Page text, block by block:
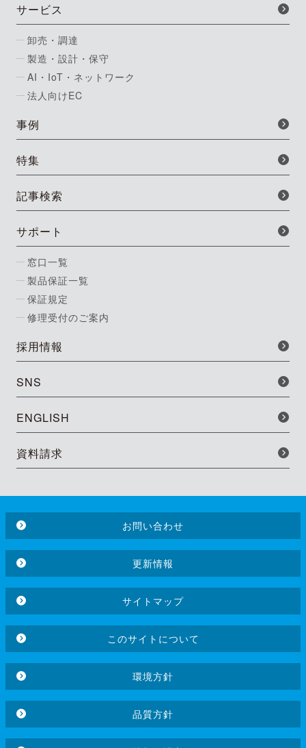
サービス
卸売・調達
製造・設計・保守
AI・IoT・ネットワーク
法人向けEC
事例
特集
記事検索
サポート
窓口一覧
製品保証一覧
保証規定
修理受付のご案内
採用情報
SNS
ENGLISH
資料請求
お問い合わせ
更新情報
サイトマップ
このサイトについて
環境方針
品質方針